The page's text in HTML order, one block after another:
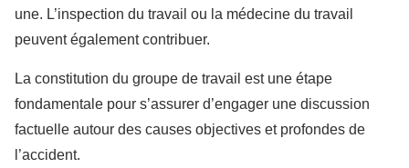
une. L’inspection du travail ou la médecine du travail
peuvent également contribuer.
La constitution du groupe de travail est une étape
fondamentale pour s’assurer d’engager une discussion
factuelle autour des causes objectives et profondes de
l’accident.